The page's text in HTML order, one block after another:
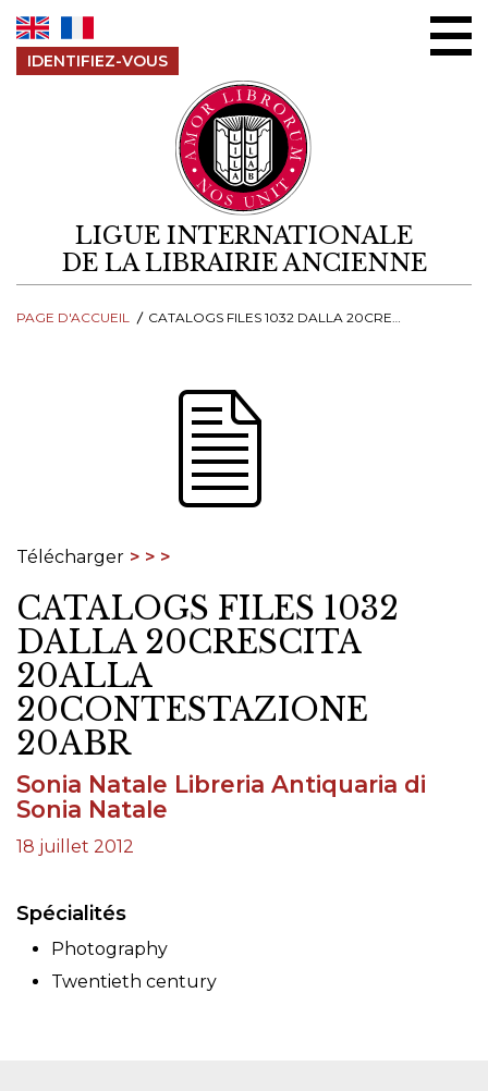
IDENTIFIEZ-VOUS
LIGUE INTERNATIONALE
DE LA LIBRAIRIE ANCIENNE
PAGE D'ACCUEIL CATALOGS FILES 1032 DALLA 20CRESCITA 20ALLA 20CONTESTAZIONE 20ABR
Télécharger
CATALOGS FILES 1032
DALLA 20CRESCITA
20ALLA
20CONTESTAZIONE
20ABR
Sonia Natale Libreria Antiquaria di
Sonia Natale
18 juillet 2012
Spécialités
Photography
Twentieth century